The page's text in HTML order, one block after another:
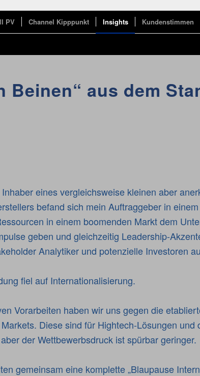
PV Channel Kipppunkt Insights Kundenstimmen
aus dem
eines vergleichsweise kleinen aber
befand sich mein Auftraggeber in
in einem boomenden Markt dem
geben und gleichzeitig Leadership-
Analytiker und potenzielle Investoren
fiel auf Internationalisierung.
Vorarbeiten haben wir uns gegen die
Diese sind für Hightech-Lösungen und
der Wettbewerbsdruck ist spürbar geringer.
gemeinsam eine komplette „Blaupause